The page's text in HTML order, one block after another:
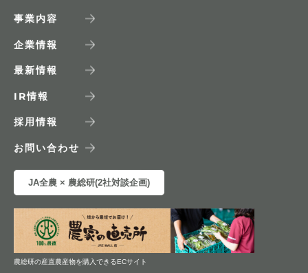
事業内容
企業情報
最新情報
IR情報
採用情報
お問い合わせ
JA全農 × 農総研(2社対談企画)
農総研の産直農産物を購入できるECサイト